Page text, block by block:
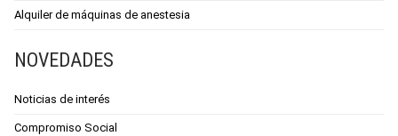
Alquiler de máquinas de anestesia
NOVEDADES
Noticias de interés
Compromiso Social